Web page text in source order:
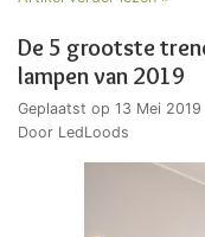
De 5 grootste
lampen van 2019
Geplaatst op 13 Mei 2019
Door LedLoods